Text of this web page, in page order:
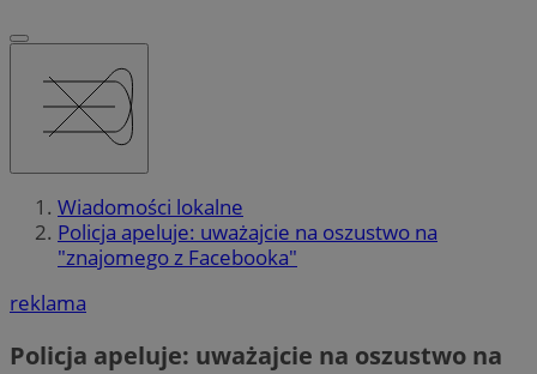
Wiadomości lokalne
Policja apeluje: uważajcie na oszustwo na
"znajomego z Facebooka"
reklama
Policja apeluje: uważajcie na oszustwo na